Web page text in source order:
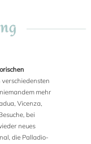
mehr
Vicenza,
bei
neues
die Palladio-